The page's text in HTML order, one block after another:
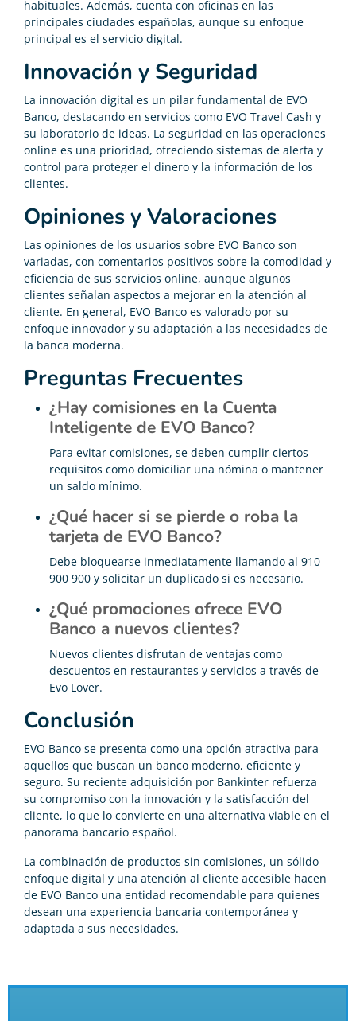
habituales. Además, cuenta con oficinas en las
principales ciudades españolas, aunque su enfoque
principal es el servicio digital.
Innovación y Seguridad
La innovación digital es un pilar fundamental de EVO
Banco, destacando en servicios como EVO Travel Cash y
su laboratorio de ideas. La seguridad en las operaciones
online es una prioridad, ofreciendo sistemas de alerta y
control para proteger el dinero y la información de los
clientes.
Opiniones y Valoraciones
Las opiniones de los usuarios sobre EVO Banco son
variadas, con comentarios positivos sobre la comodidad y
eficiencia de sus servicios online, aunque algunos
clientes señalan aspectos a mejorar en la atención al
cliente. En general, EVO Banco es valorado por su
enfoque innovador y su adaptación a las necesidades de
la banca moderna.
Preguntas Frecuentes
¿Hay comisiones en la Cuenta
Inteligente de EVO Banco?
Para evitar comisiones, se deben cumplir ciertos
requisitos como domiciliar una nómina o mantener
un saldo mínimo.
¿Qué hacer si se pierde o roba la
tarjeta de EVO Banco?
Debe bloquearse inmediatamente llamando al 910
900 900 y solicitar un duplicado si es necesario.
¿Qué promociones ofrece EVO
Banco a nuevos clientes?
Nuevos clientes disfrutan de ventajas como
descuentos en restaurantes y servicios a través de
Evo Lover.
Conclusión
EVO Banco se presenta como una opción atractiva para
aquellos que buscan un banco moderno, eficiente y
seguro. Su reciente adquisición por Bankinter refuerza
su compromiso con la innovación y la satisfacción del
cliente, lo que lo convierte en una alternativa viable en el
panorama bancario español.
La combinación de productos sin comisiones, un sólido
enfoque digital y una atención al cliente accesible hacen
de EVO Banco una entidad recomendable para quienes
desean una experiencia bancaria contemporánea y
adaptada a sus necesidades.